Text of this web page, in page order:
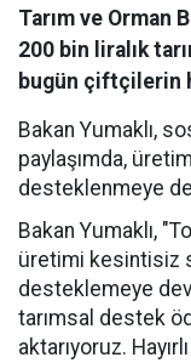
Tarım ve Orman
200 bin liralık
bugün çiftçilerin
Bakan Yumaklı,
paylaşımda,
desteklenmeye
Bakan Yumaklı,
üretimi kesintisiz
desteklemeye
tarımsal destek
aktarıyoruz.